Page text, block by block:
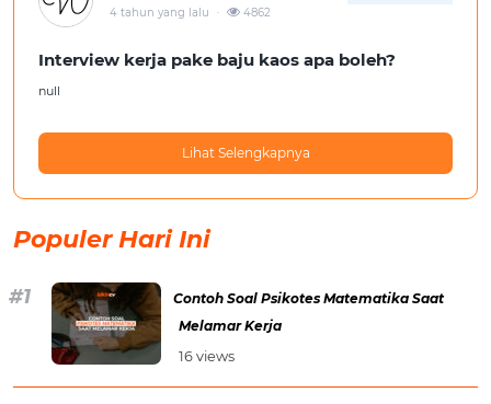
4 tahun yang lalu . 4862
Interview kerja pake baju kaos apa boleh?
null
Lihat Selengkapnya
Populer Hari Ini
Contoh Soal Psikotes Matematika Saat
Melamar Kerja
16 views